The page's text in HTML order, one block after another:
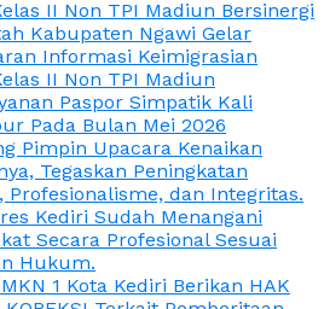
II Non TPI Madiun Bersinergi
Kabupaten Ngawi Gelar
Informasi Keimigrasian
II Non TPI Madiun
Paspor Simpatik Kali
Pada Bulan Mei 2026
Pimpin Upacara Kenaikan
Tegaskan Peningkatan
Profesionalisme, dan Integritas.
Kediri Sudah Menangani
Secara Profesional Sesuai
Hukum.
1 Kota Kediri Berikan HAK